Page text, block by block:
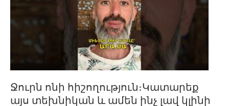
Ջուրն ոնի հիշողություն։Կատարեք
այս տեխնիկան և ամեն ինչ լավ կլինի